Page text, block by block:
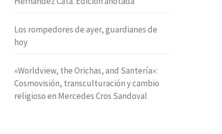
Los rompedores de ayer, guardianes de
hoy
«Worldview, the Orichas, and Santería»:
Cosmovisión, transculturación y cambio
religioso en Mercedes Cros Sandoval